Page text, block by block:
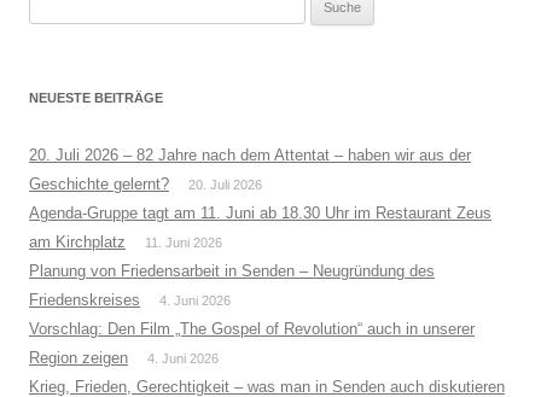
nach:
NEUESTE BEITRÄGE
20. Juli 2026 – 82 Jahre nach dem Attentat – haben wir aus der
Geschichte gelernt?
20. Juli 2026
Agenda-Gruppe tagt am 11. Juni ab 18.30 Uhr im Restaurant Zeus
am Kirchplatz
11. Juni 2026
Planung von Friedensarbeit in Senden – Neugründung des
Friedenskreises
4. Juni 2026
Vorschlag: Den Film „The Gospel of Revolution“ auch in unserer
Region zeigen
4. Juni 2026
Krieg, Frieden, Gerechtigkeit – was man in Senden auch diskutieren